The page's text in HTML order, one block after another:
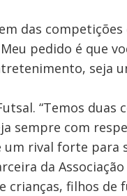
das
pedido é que
seja
“Temos duas
sempre com
rival forte para
da
crianças, filhos